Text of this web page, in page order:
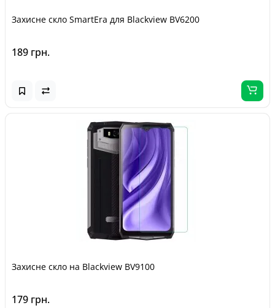
Захисне скло SmartEra для Blackview BV6200
189 грн.
Захисне скло на Blackview BV9100
179 грн.